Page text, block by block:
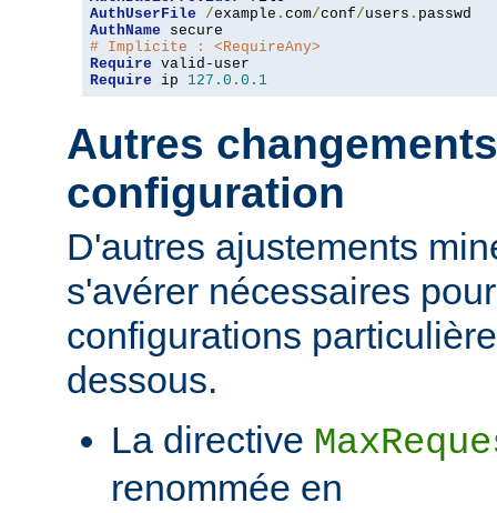
AuthUserFile
/example . com/conf/users .
AuthName
# Implicite : <RequireAny>
Require
Require ip 127.0 . 0.1
Autres
configuration
D'autres ajustements
s'avérer nécessaires
configurations
dessous.
La directive
renommée en